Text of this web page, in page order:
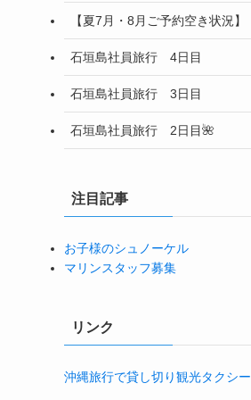
【夏7月・8月ご予約空き状況】
石垣島社員旅行 4日目
石垣島社員旅行 3日目
石垣島社員旅行 2日目🌺
注目記事
お子様のシュノーケル
マリンスタッフ募集
リンク
沖縄旅行で貸し切り観光タクシー